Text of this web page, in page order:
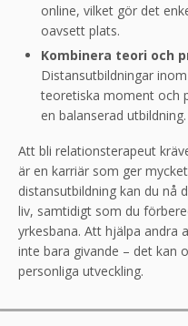
online, vilket gör det
oavsett plats.
Kombinera teori och
Distansutbildningar
teoretiska moment och
en balanserad utbildning.
Att bli relationsterapeut
är en karriär som ger
distansutbildning kan du nå
liv, samtidigt som du
yrkesbana. Att hjälpa andra
inte bara givande – det kan
personliga utveckling.